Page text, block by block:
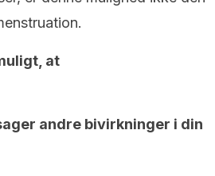
at
andre bivirkninger i din